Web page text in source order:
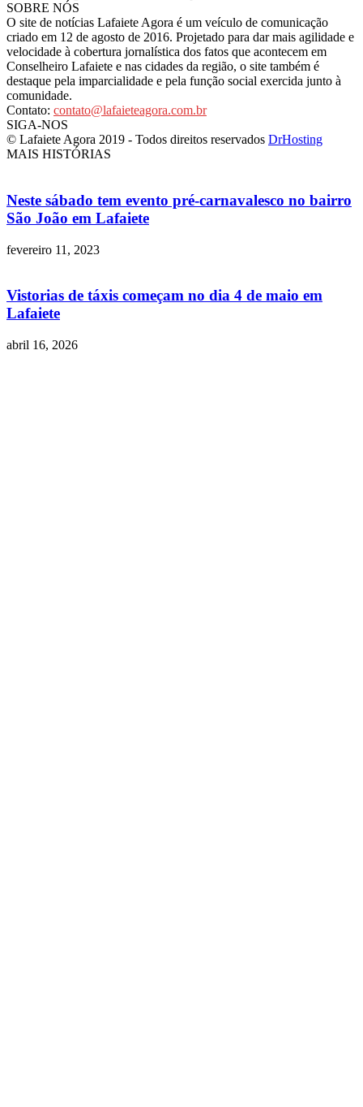
SOBRE NÓS
O site de notícias Lafaiete Agora é um veículo de comunicação
criado em 12 de agosto de 2016. Projetado para dar mais agilidade e
velocidade à cobertura jornalística dos fatos que acontecem em
Conselheiro Lafaiete e nas cidades da região, o site também é
destaque pela imparcialidade e pela função social exercida junto à
comunidade.
Contato: contato@lafaieteagora.com.br
SIGA-NOS
© Lafaiete Agora 2019 - Todos direitos reservados DrHosting
MAIS HISTÓRIAS
Neste sábado tem evento pré-carnavalesco no bairro
São João em Lafaiete
fevereiro 11, 2023
Vistorias de táxis começam no dia 4 de maio em
Lafaiete
abril 16, 2026